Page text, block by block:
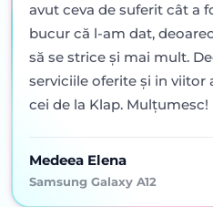
avut ceva de suferit cât a
bucur că l-am dat,
să se strice şi mai mult.
serviciile oferite şi in viitor
cei de la Klap. Mulţumesc!
Medeea Elena
Samsung Galaxy A12